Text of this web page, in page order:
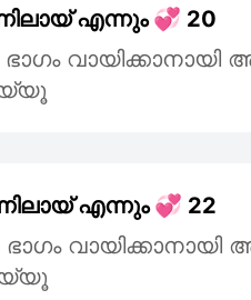
എന്നും 💞 20
എന്നും 💞 22